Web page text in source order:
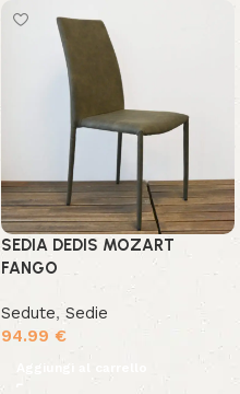
SEDIA DEDIS MOZART
FANGO
Sedute, Sedie
94.99 €
Aggiungi al carrello